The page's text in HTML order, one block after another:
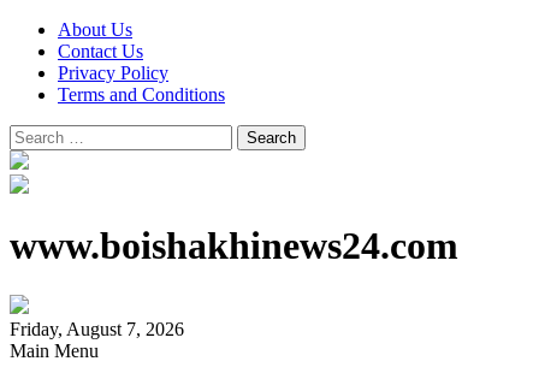
About Us
Contact Us
Privacy Policy
Terms and Conditions
Search
for:
www.boishakhinews24.com
Friday, August 7, 2026
Main Menu